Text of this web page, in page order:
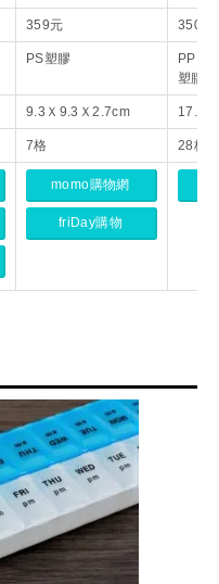
359元 350元
PS塑膠
PP（
塑膠
9.3Ｘ9.3Ｘ2.7cm 17.7
7格 28格
momo購物網
friDay購物